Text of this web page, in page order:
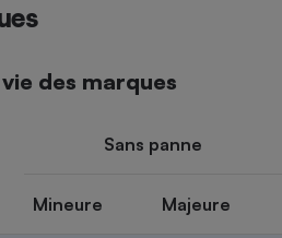
des marques
Sans panne
Mineure Majeure